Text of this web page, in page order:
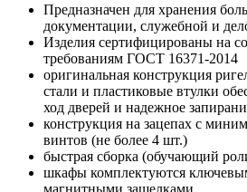
Предназначен для хранения
документации, служебной и
Изделия сертифицированы на
требованиям ГОСТ 16371-2014
оригинальная конструкция
стали и пластиковые втулки
ход дверей и надежное
конструкция на зацепах с
винтов (не более 4 шт.)
быстрая сборка (обучающий
шкафы комплектуются
магнитными защелками